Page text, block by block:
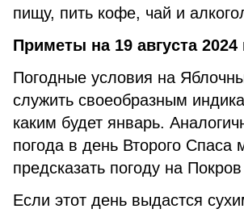
пищу, пить кофе, чай и
Приметы на 19 августа 2024
Погодные условия на
служить своеобразным
каким будет январь.
погода в день Второго Спаса
предсказать погоду на
Если этот день выдастся